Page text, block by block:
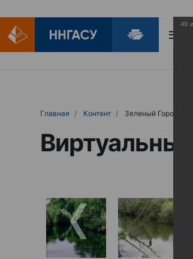
Главная Контент Зеленый Город
49